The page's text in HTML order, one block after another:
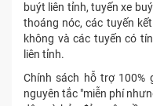
buýt liên tỉnh, tuyến xe
thoáng nóc, các tuyến
không và các tuyến có
liên tỉnh.
Chính sách hỗ trợ 100%
nguyên tắc "miễn phí